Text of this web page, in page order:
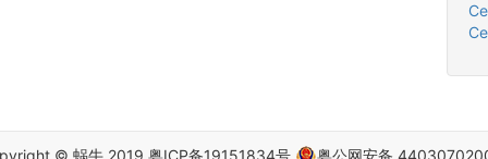
© 蜗牛 2019 粤ICP备19151834号 粤公网安备